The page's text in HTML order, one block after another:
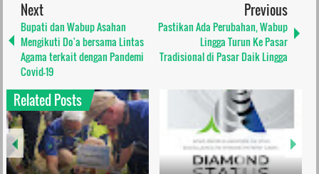
Next
Bupati dan Wabup Asahan
Mengikuti Do'a bersama Lintas
Agama terkait dengan Pandemi
Covid-19
Previous
Pastikan Ada Perubahan, Wabup
Lingga Turun Ke Pasar
Tradisional di Pasar Daik Lingga
Related Posts